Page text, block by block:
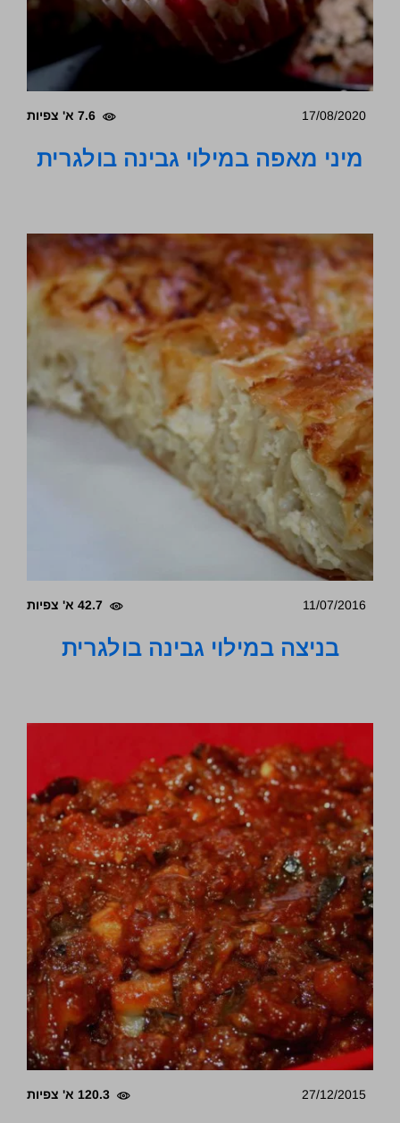
17/08/2020 7.6 א' צפיות
מיני מאפה במילוי גבינה בולגרית
11/07/2016 42.7 א' צפיות
בניצה במילוי גבינה בולגרית
27/12/2015 120.3 א' צפיות